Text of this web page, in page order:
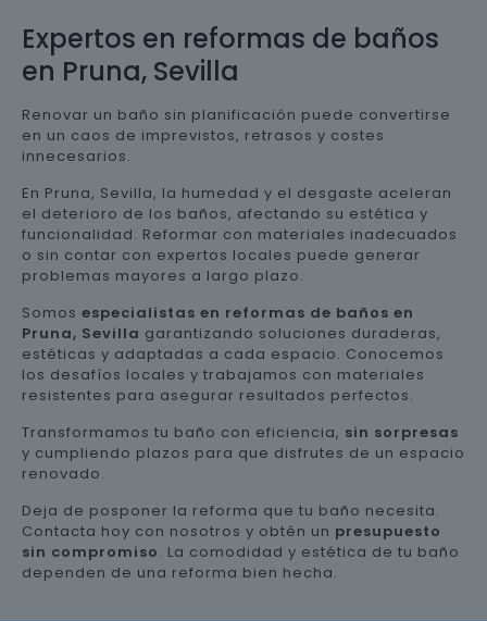
Expertos en reformas de baños
en Pruna, Sevilla
Renovar un baño sin planificación puede convertirse
en un caos de imprevistos, retrasos y costes
innecesarios.
En Pruna, Sevilla, la humedad y el desgaste aceleran
el deterioro de los baños, afectando su estética y
funcionalidad. Reformar con materiales inadecuados
o sin contar con expertos locales puede generar
problemas mayores a largo plazo.
Somos especialistas en reformas de baños en
Pruna, Sevilla garantizando soluciones duraderas,
estéticas y adaptadas a cada espacio. Conocemos
los desafíos locales y trabajamos con materiales
resistentes para asegurar resultados perfectos.
Transformamos tu baño con eficiencia, sin sorpresas
y cumpliendo plazos para que disfrutes de un espacio
renovado.
Deja de posponer la reforma que tu baño necesita.
Contacta hoy con nosotros y obtén un presupuesto
sin compromiso. La comodidad y estética de tu baño
dependen de una reforma bien hecha.